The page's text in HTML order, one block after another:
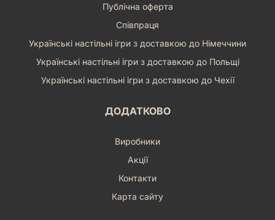
Публічна оферта
Співпраця
Українські настільні ігри з доставкою до Німеччини
Українські настільні ігри з доставкою до Польщі
Українські настільні ігри з доставкою до Чехії
ДОДАТКОВО
Виробники
Акції
Контакти
Карта сайту